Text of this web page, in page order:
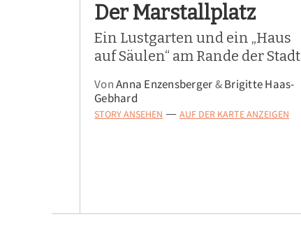
Der Marstallplatz
Ein Lustgarten und ein „Haus
auf Säulen“ am Rande der Stadt
VonAnna Enzensberger&Brigitte Haas-
Gebhard
STORY ANSEHEN — AUF DER KARTE ANZEIGEN